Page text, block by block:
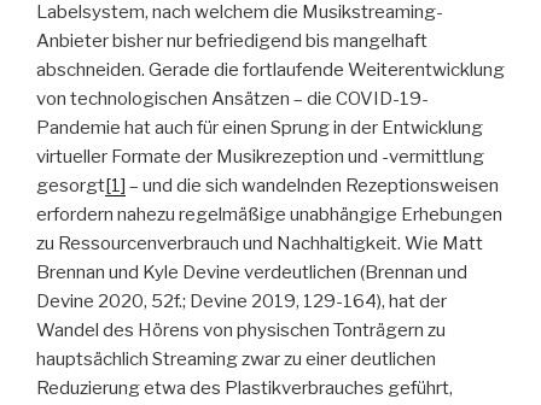
Labelsystem, nach welchem die Musikstreaming-
Anbieter bisher nur befriedigend bis mangelhaft
abschneiden. Gerade die fortlaufende Weiterentwicklung
von technologischen Ansätzen – die COVID-19-
Pandemie hat auch für einen Sprung in der Entwicklung
virtueller Formate der Musikrezeption und -vermittlung
gesorgt[1] – und die sich wandelnden Rezeptionsweisen
erfordern nahezu regelmäßige unabhängige Erhebungen
zu Ressourcenverbrauch und Nachhaltigkeit. Wie Matt
Brennan und Kyle Devine verdeutlichen (Brennan und
Devine 2020, 52f.; Devine 2019, 129-164), hat der
Wandel des Hörens von physischen Tonträgern zu
hauptsächlich Streaming zwar zu einer deutlichen
Reduzierung etwa des Plastikverbrauches geführt,